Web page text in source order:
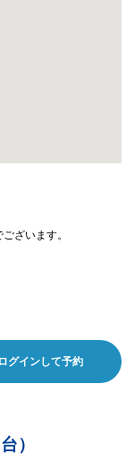
ざいます。
ログインして予約
）